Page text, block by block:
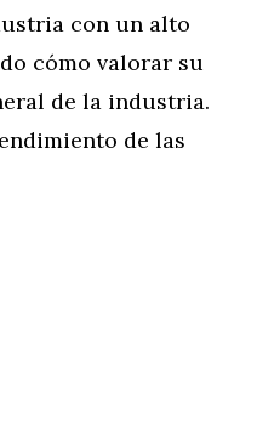
con un alto
cómo valorar su
de la industria.
de las